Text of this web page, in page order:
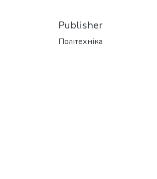
Publisher
Політехніка